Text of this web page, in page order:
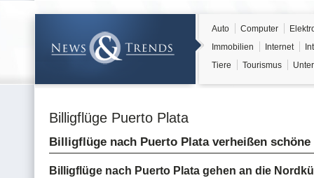
Auto Computer
Immobilien
Internet
Tiere
Tourismus
Billigflüge Puerto Plata
Billigflüge nach Puerto Plata verheißen schöne
Billigflüge nach Puerto Plata gehen an die